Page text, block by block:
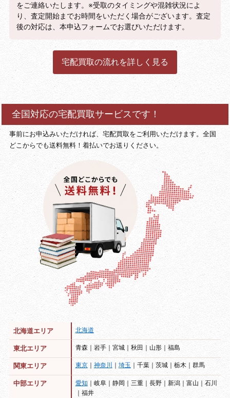
をご連絡いたします。※受取のタイミングや混雑状況によ
り、査定開始までお時間をいただく場合がございます。査定
後の対応は、本申込フォームでお選びいただけます。
宅配買取の流れを詳しく見る
全国対応の宅配買取サービスです！
事前にお申込みいただければ、宅配買取をご利用いただけます。全国
どこからでも送料無料！着払いでお送りください。
北海道エリア 北海道
東北エリア 青森｜岩手｜宮城｜秋田｜山形｜福島
関東エリア 東京｜ 神奈川 埼玉 ｜千葉｜茨城｜栃木｜群馬
中部エリア 愛知 ｜岐阜｜静岡｜三重｜長野｜新潟｜富山｜石川
｜福井